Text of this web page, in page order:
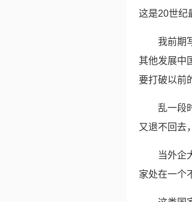
这是20世纪
我前期
其他发展中
要打破以前
乱一段
又退不回去
当外企
家处在一个